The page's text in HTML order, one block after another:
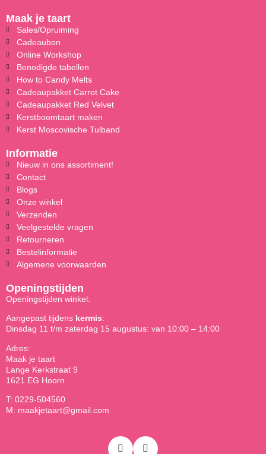
Maak je taart
Sales/Opruiming
Cadeaubon
Online Workshop
Benodigde tabellen
How to Candy Melts
Cadeaupakket Carrot Cake
Cadeaupakket Red Velvet
Kerstboomtaart maken
Kerst Moscovische Tulband
Informatie
Nieuw in ons assortiment!
Contact
Blogs
Onze winkel
Verzenden
Veelgestelde vragen
Retourneren
Bestelinformatie
Algemene voorwaarden
Openingstijden
Openingstijden winkel:
Aangepast tijdens kermis:
Dinsdag 11 t/m zaterdag 15 augustus: van 10:00 – 14:00
Adres:
Maak je taart
Lange Kerkstraat 9
1621 EG Hoorn
T: 0229-504560
M: maakjetaart@gmail.com